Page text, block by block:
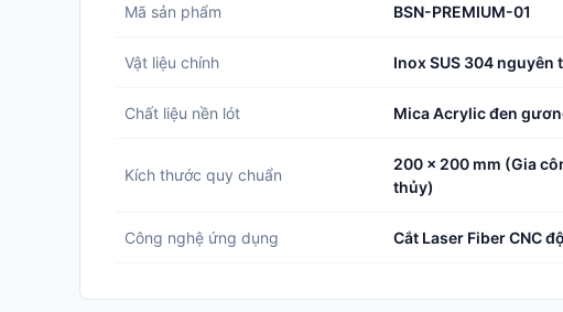
Mã sản phẩm BSN-PREMIUM-01
Vật liệu chính Inox SUS 304 nguyên
Chất liệu nền lót Mica Acrylic đen
Kích thước quy chuẩn
200 x 200 mm (Gia
thủy)
Công nghệ ứng dụng Cắt Laser Fiber CNC